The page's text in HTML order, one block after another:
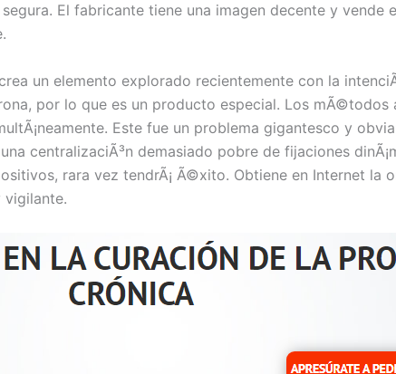
El fabricante tiene una imagen decente y vende
un elemento explorado recientemente con la
por lo que es un producto especial. Los
Este fue un problema gigantesco y
centralizaciÃ³n demasiado pobre de fijaciones
rara vez tendrÃ¡ Ã©xito. Obtiene en Internet la
vigilante.